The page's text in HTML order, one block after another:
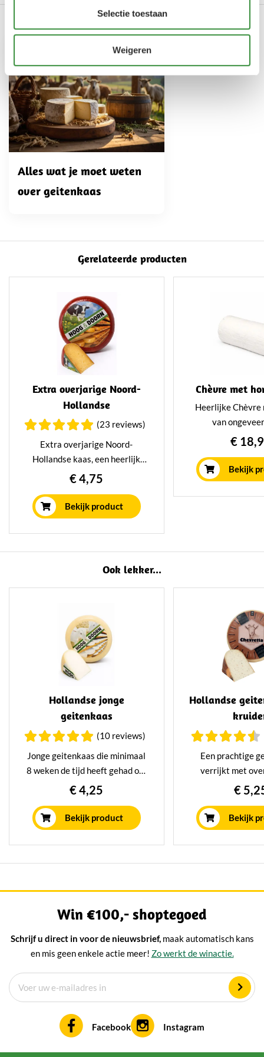
Selectie toestaan
Weigeren
Alles wat je moet weten
over geitenkaas
Gerelateerde producten
Extra overjarige Noord-
Hollandse
(23 reviews)
Extra overjarige Noord-
Hollandse kaas, een heerlijk
authentiek streekproduct. Met
een
heerlijke karakteristieke smaak
van oude kaas. Minimaal 2 jaar
gerijpt in on eigen rijpingshuis,
€ 4,75
Bekijk product
Chèvre met
Heerlijke Chèvre
van
Deze zoete
gemaakt van
€
Bekijk
Ook lekker...
Hollandse jonge
geitenkaas
(10 reviews)
Jonge geitenkaas die minimaal
8 weken de tijd heeft gehad om
op traditionele wijze te rijpen in
ons rijpingshuis. Bijzonder
smaakvol en lekker pittig,
ideaal voor de kaasplank of door
warme gerechten.
€ 4,25
Bekijk product
Hollandse
Een prachtige
verrijkt met
tuinkruiden.
kruidig van
weken gerijpt op
wijze.
€
Bekijk
Win €100,- shoptegoed
Schrijf u direct in voor de nieuwsbrief, maak automatisch kans
en mis geen enkele actie meer! Zo werkt de winactie.
Facebook Instagram